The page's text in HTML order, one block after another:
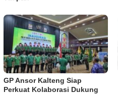
GP Ansor Kalteng Siap
Perkuat Kolaborasi Dukung